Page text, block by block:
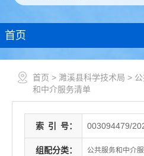
首页
首页 > 濉溪县科学技术局 >
和中介服务清单
索 引 号： 003094479/
组配分类： 公共服务和中介